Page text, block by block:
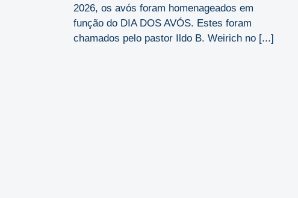
2026, os avós foram homenageados em
função do DIA DOS AVÓS. Estes foram
chamados pelo pastor Ildo B. Weirich no [...]